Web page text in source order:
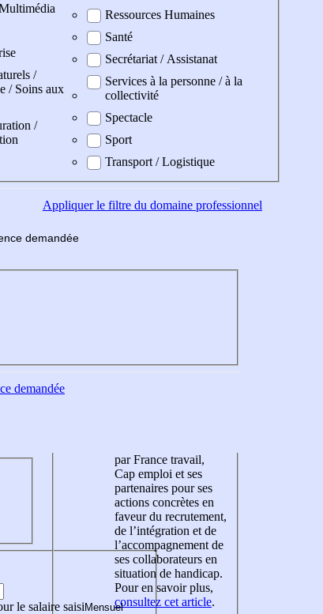
/
/ Soins aux
/
Ressources Humaines
Santé
Secrétariat / Assistanat
Services à la personne / à la
collectivité
Spectacle
Sport
Transport / Logistique
Appliquerle filtre du domaine professionnel
demandée
demandée
le salaire saisi
par France travail,
Cap emploi et ses
partenaires pour ses
actions concrètes en
faveur du recrutement,
de l’intégration et de
l’accompagnement de
ses collaborateurs en
situation de handicap.
Pour en savoir plus,
consultez cet article.